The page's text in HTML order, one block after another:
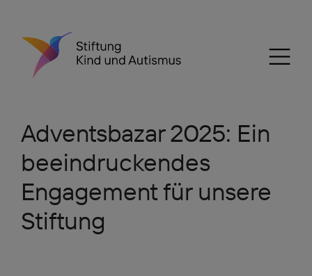
Adventsbazar 2025: Ein
beeindruckendes
Engagement für unsere
Stiftung